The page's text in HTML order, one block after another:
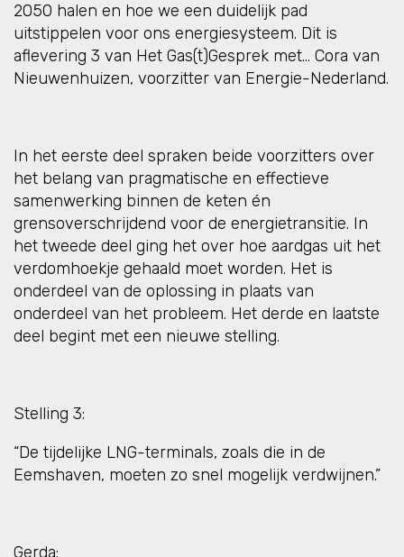
2050 halen en hoe we een duidelijk pad
uitstippelen voor ons energiesysteem. Dit is
aflevering 3 van Het Gas(t)Gesprek met… Cora van
Nieuwenhuizen, voorzitter van Energie-Nederland.
In het eerste deel spraken beide voorzitters over
het belang van pragmatische en effectieve
samenwerking binnen de keten én
grensoverschrijdend voor de energietransitie. In
het tweede deel ging het over hoe aardgas uit het
verdomhoekje gehaald moet worden. Het is
onderdeel van de oplossing in plaats van
onderdeel van het probleem. Het derde en laatste
deel begint met een nieuwe stelling.
Stelling 3:
“De tijdelijke LNG-terminals, zoals die in de
Eemshaven, moeten zo snel mogelijk verdwijnen.”
Gerda: